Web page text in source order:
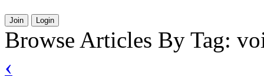
Join Login
Browse Articles By Tag:
‹